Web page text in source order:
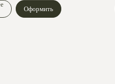
Оформить